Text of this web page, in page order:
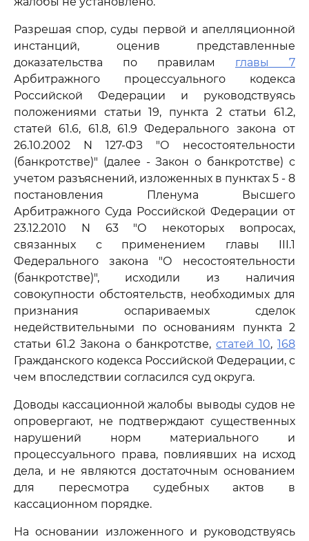
Разрешая спор, суды первой и апелляционной
инстанций, оценив представленные
доказательства по правилам главы 7
Арбитражного процессуального кодекса
Российской Федерации и руководствуясь
положениями статьи 19, пункта 2 статьи 61.2,
статей 61.6, 61.8, 61.9 Федерального закона от
26.10.2002 N 127-ФЗ "О несостоятельности
(банкротстве)" (далее - Закон о банкротстве) с
учетом разъяснений, изложенных в пунктах 5 - 8
постановления Пленума Высшего
Арбитражного Суда Российской Федерации от
23.12.2010 N 63 "О некоторых вопросах,
связанных с применением главы III.1
Федерального закона "О несостоятельности
(банкротстве)", исходили из наличия
совокупности обстоятельств, необходимых для
признания оспариваемых сделок
недействительными по основаниям пункта 2
статьи 61.2 Закона о банкротстве,статей 10,168
Гражданского кодекса Российской Федерации, с
чем впоследствии согласился суд округа.
Доводы кассационной жалобы выводы судов не
опровергают, не подтверждают существенных
нарушений норм материального и
процессуального права, повлиявших на исход
дела, и не являются достаточным основанием
для пересмотра судебных актов в
кассационном порядке.
На основании изложенного и руководствуясь